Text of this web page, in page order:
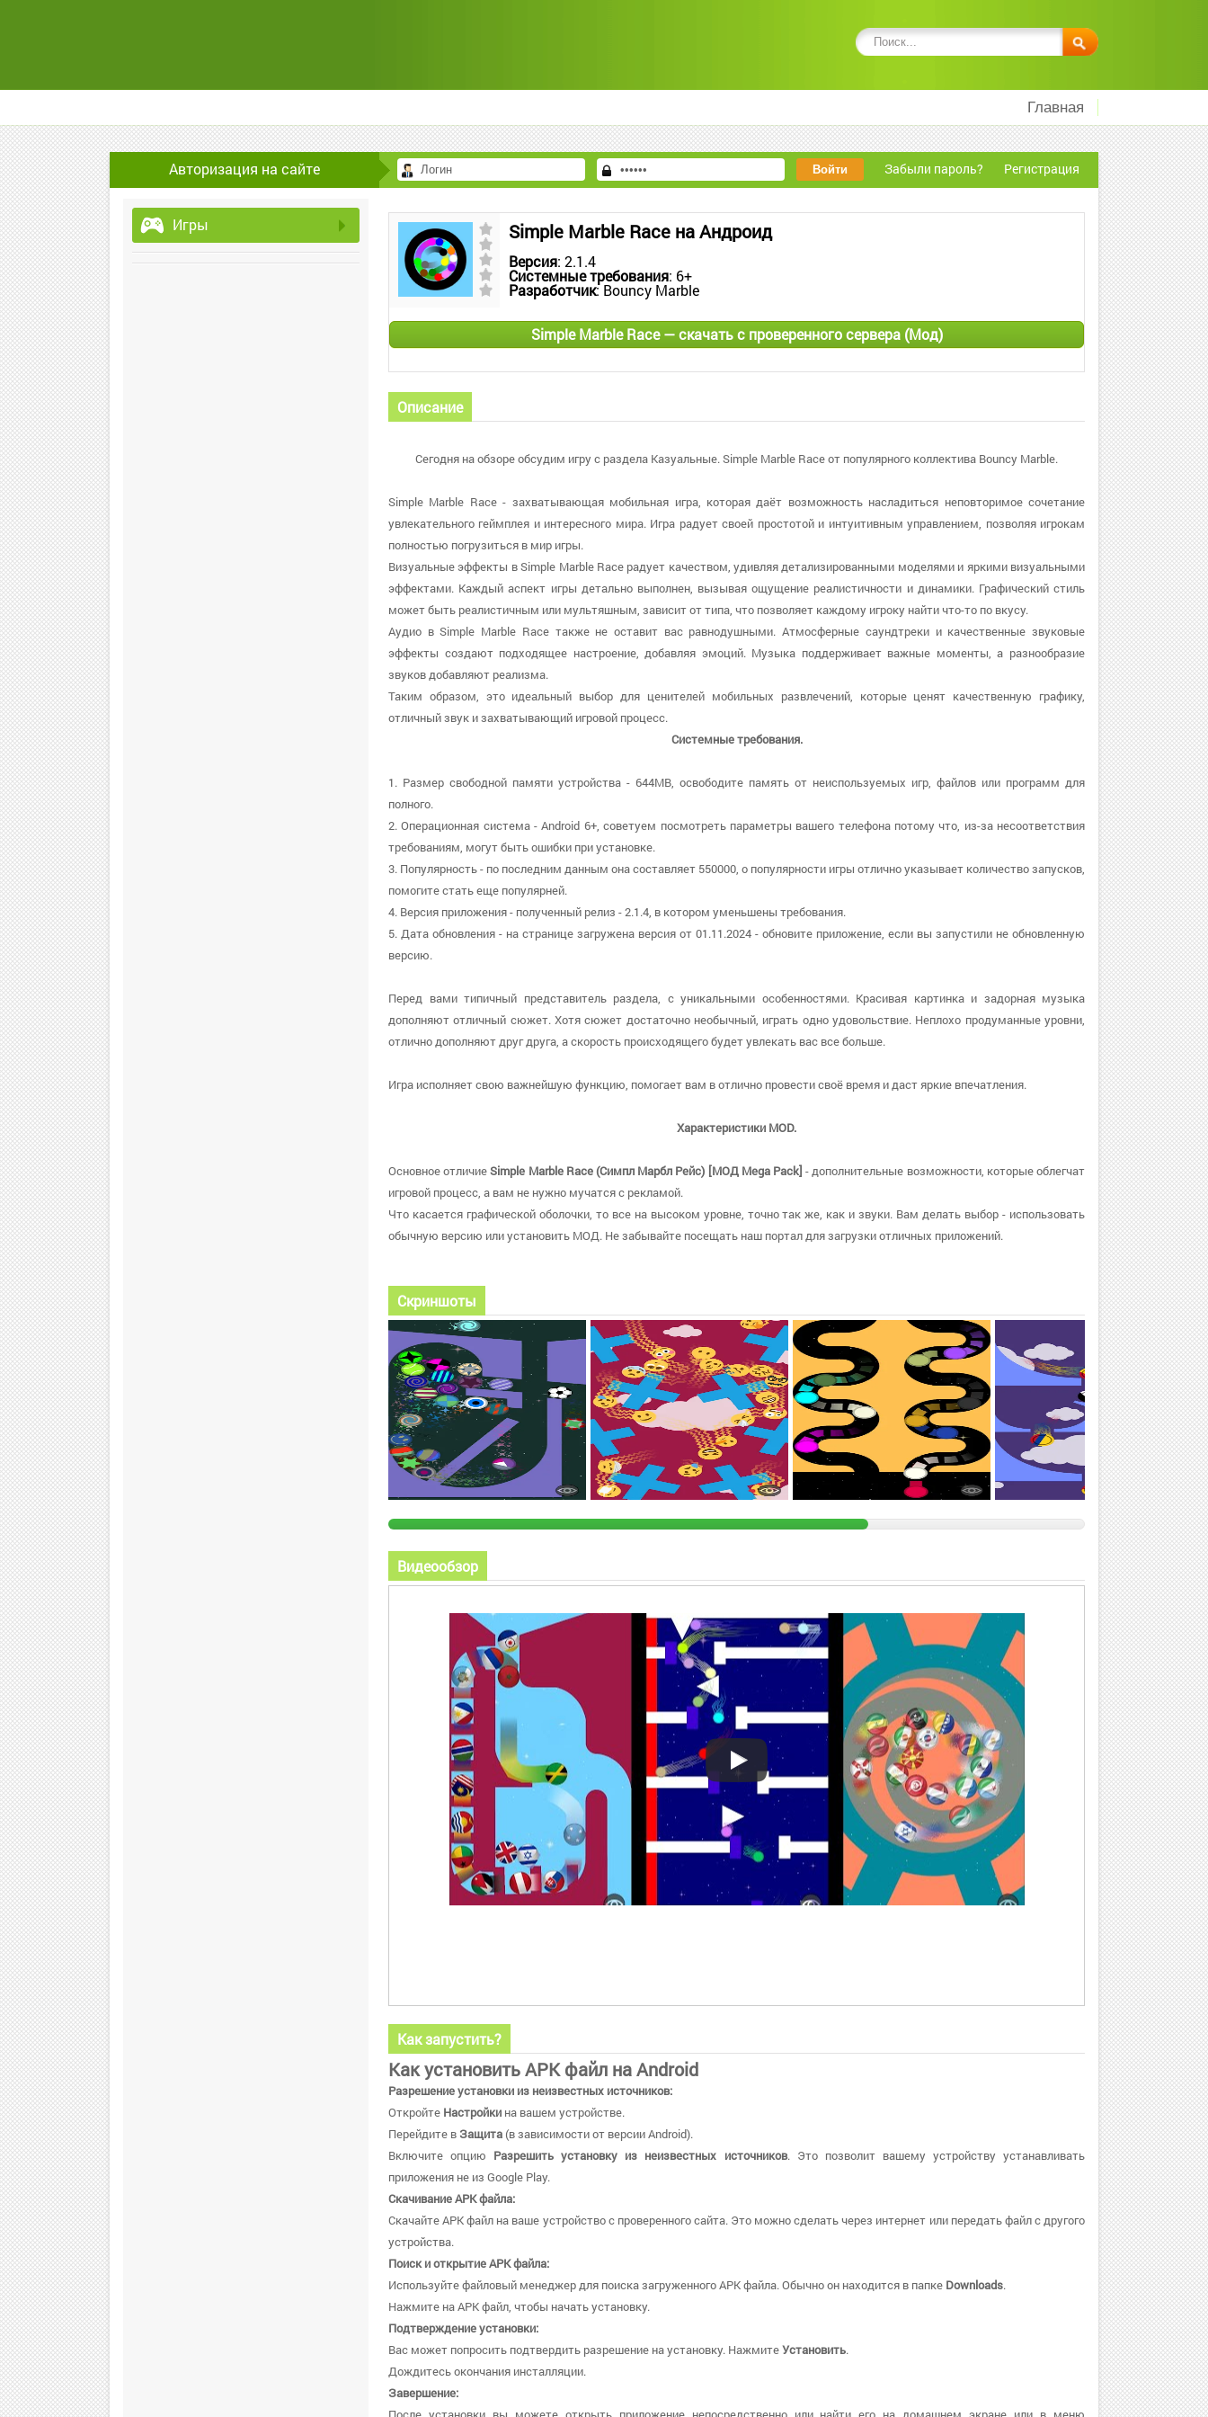
Главная
Авторизация на сайте Забыли пароль? Регистрация
Игры Simple Marble Race на Андроид
Версия: 2.1.4
Системные требования: 6+
Разработчик: Bouncy Marble
Simple Marble Race — скачать с проверенного сервера (Мод)
Описание
Сегодня на обзоре обсудим игру с раздела Казуальные. Simple Marble Race от популярного коллектива Bouncy Marble.
Simple Marble Race - захватывающая мобильная игра, которая даёт возможность насладиться неповторимое сочетание
увлекательного геймплея и интересного мира. Игра радует своей простотой и интуитивным управлением, позволяя игрокам
полностью погрузиться в мир игры.
Визуальные эффекты в Simple Marble Race радует качеством, удивляя детализированными моделями и яркими визуальными
эффектами. Каждый аспект игры детально выполнен, вызывая ощущение реалистичности и динамики. Графический стиль
может быть реалистичным или мультяшным, зависит от типа, что позволяет каждому игроку найти что-то по вкусу.
Аудио в Simple Marble Race также не оставит вас равнодушными. Атмосферные саундтреки и качественные звуковые
эффекты создают подходящее настроение, добавляя эмоций. Музыка поддерживает важные моменты, а разнообразие
звуков добавляют реализма.
Таким образом, это идеальный выбор для ценителей мобильных развлечений, которые ценят качественную графику,
отличный звук и захватывающий игровой процесс.
Системные требования.
1. Размер свободной памяти устройства - 644MB, освободите память от неиспользуемых игр, файлов или программ для
полного.
2. Операционная система - Android 6+, советуем посмотреть параметры вашего телефона потому что, из-за несоответствия
требованиям, могут быть ошибки при установке.
3. Популярность - по последним данным она составляет 550000, о популярности игры отлично указывает количество запусков,
помогите стать еще популярней.
4. Версия приложения - полученный релиз - 2.1.4, в котором уменьшены требования.
5. Дата обновления - на странице загружена версия от 01.11.2024 - обновите приложение, если вы запустили не обновленную
версию.
Перед вами типичный представитель раздела, с уникальными особенностями. Красивая картинка и задорная музыка
дополняют отличный сюжет. Хотя сюжет достаточно необычный, играть одно удовольствие. Неплохо продуманные уровни,
отлично дополняют друг друга, а скорость происходящего будет увлекать вас все больше.
Игра исполняет свою важнейшую функцию, помогает вам в отлично провести своё время и даст яркие впечатления.
Характеристики MOD.
Основное отличиеSimple Marble Race (Симпл Марбл Рейс) [МОД Mega Pack] - дополнительные возможности, которые облегчат
игровой процесс, а вам не нужно мучатся с рекламой.
Что касается графической оболочки, то все на высоком уровне, точно так же, как и звуки. Вам делать выбор - использовать
обычную версию или установить МОД. Не забывайте посещать наш портал для загрузки отличных приложений.
Скриншоты
Видеообзор
Как запустить?
Как установить APK файл на Android
Разрешение установки из неизвестных источников:
Откройте Настройки на вашем устройстве.
Перейдите вЗащита (в зависимости от версии Android).
Включите опцию Разрешить установку из неизвестных источников. Это позволит вашему устройству устанавливать
приложения не из Google Play.
Скачивание APK файла:
Скачайте APK файл на ваше устройство с проверенного сайта. Это можно сделать через интернет или передать файл с другого
устройства.
Поиск и открытие APK файла:
Используйте файловый менеджер для поиска загруженного APK файла. Обычно он находится в папке Downloads.
Нажмите на APK файл, чтобы начать установку.
Подтверждение установки:
Вас может попросить подтвердить разрешение на установку. НажмитеУстановить.
Дождитесь окончания инсталляции.
Завершение: